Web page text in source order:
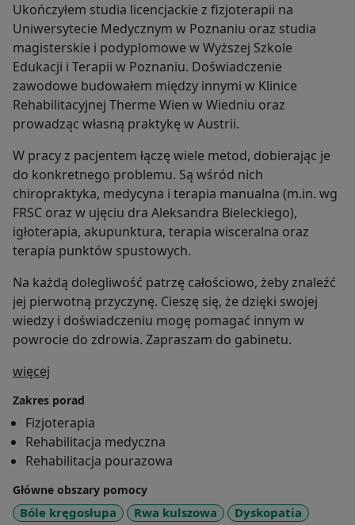
Ukończyłem studia licencjackie z fizjoterapii na
Uniwersytecie Medycznym w Poznaniu oraz studia
magisterskie i podyplomowe w Wyższej Szkole
Edukacji i Terapii w Poznaniu. Doświadczenie
zawodowe budowałem między innymi w Klinice
Rehabilitacyjnej Therme Wien w Wiedniu oraz
prowadząc własną praktykę w Austrii.
W pracy z pacjentem łączę wiele metod, dobierając je
do konkretnego problemu. Są wśród nich
chiropraktyka, medycyna i terapia manualna (m.in. wg
FRSC oraz w ujęciu dra Aleksandra Bieleckiego),
igłoterapia, akupunktura, terapia wisceralna oraz
terapia punktów spustowych.
Na każdą dolegliwość patrzę całościowo, żeby znaleźć
jej pierwotną przyczynę. Cieszę się, że dzięki swojej
wiedzy i doświadczeniu mogę pomagać innym w
powrocie do zdrowia. Zapraszam do gabinetu.
więcej
Zakres porad
Fizjoterapia
Rehabilitacja medyczna
Rehabilitacja pourazowa
Główne obszary pomocy
Bóle kręgosłupa Rwa kulszowa
Dyskopatia